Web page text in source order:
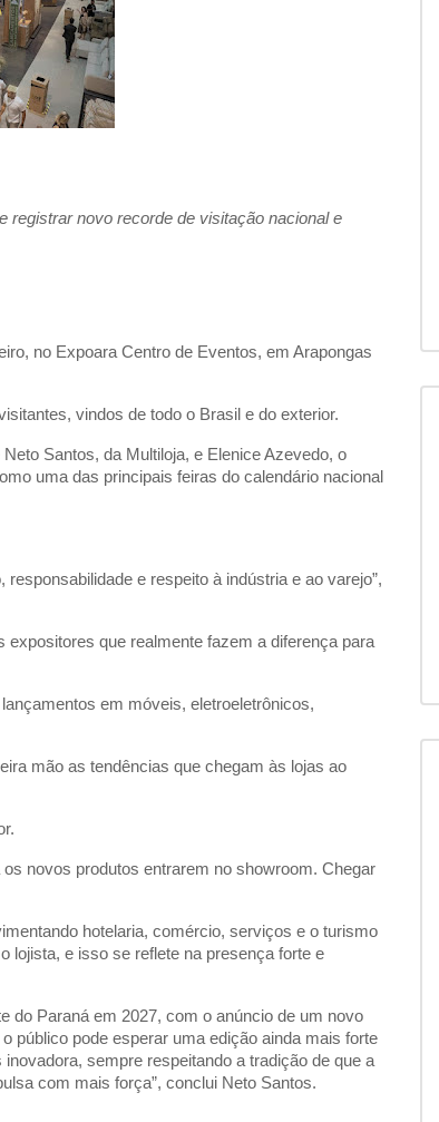
novo recorde de visitação nacional e
no Expoara Centro de Eventos, em Arapongas
vindos de todo o Brasil e do exterior.
Santos, da Multiloja, e Elenice Azevedo, o
uma das principais feiras do calendário nacional
e respeito à indústria e ao varejo”,
expositores que realmente fazem a diferença para
em móveis, eletroeletrônicos,
mão as tendências que chegam às lojas ao
novos produtos entrarem no showroom. Chegar
hotelaria, comércio, serviços e o turismo
lojista, e isso se reflete na presença forte e
do Paraná em 2027, com o anúncio de um novo
público pode esperar uma edição ainda mais forte
sempre respeitando a tradição de que a
com mais força”, conclui Neto Santos.